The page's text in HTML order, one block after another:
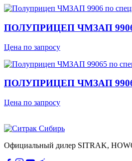
ПОЛУПРИЦЕП ЧМЗАП
Цена по запросу
ПОЛУПРИЦЕП ЧМЗАП
Цена по запросу
Официальный дилер SITRAK,